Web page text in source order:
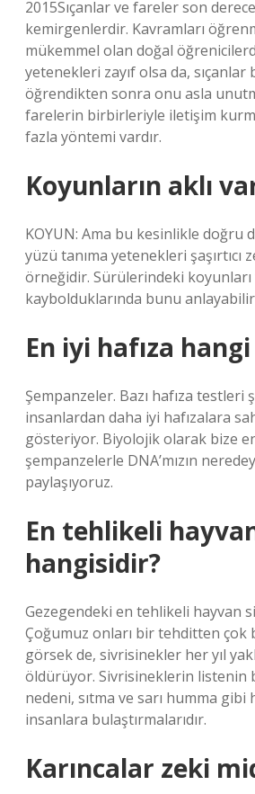
2015Sıçanlar ve fareler son
kemirgenlerdir. Kavramları
mükemmel olan doğal
yetenekleri zayıf olsa da, sıçanlar
öğrendikten sonra onu asla
farelerin birbirleriyle iletişim
fazla yöntemi vardır.
Koyunların aklı
KOYUN: Ama bu kesinlikle doğru
yüzü tanıma yetenekleri şaşırtıcı
örneğidir. Sürülerindeki koyunları
kaybolduklarında bunu
En iyi hafıza
Şempanzeler. Bazı hafıza testleri
insanlardan daha iyi hafızalara
gösteriyor. Biyolojik olarak bize
şempanzelerle DNA’mızın
paylaşıyoruz.
En tehlikeli
hangisidir?
Gezegendeki en tehlikeli hayvan
Çoğumuz onları bir tehditten çok
görsek de, sivrisinekler her yıl
öldürüyor. Sivrisineklerin listenin
nedeni, sıtma ve sarı humma gibi
insanlara bulaştırmalarıdır.
Karıncalar zeki